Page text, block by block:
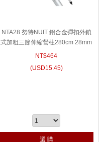
NTA28 努特NUIT 鋁合金彈扣外鎖
式加粗三節伸縮營柱280cm 28mm
鋁合金伸縮營柱 鋁合金伸縮鋁柱 前
NT$464
(USD15.45)
選 購